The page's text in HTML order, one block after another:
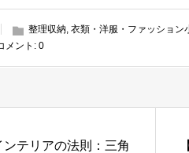
整理収納, 衣類・洋服・ファッション
メント: 0
ンテリアの法則：三角